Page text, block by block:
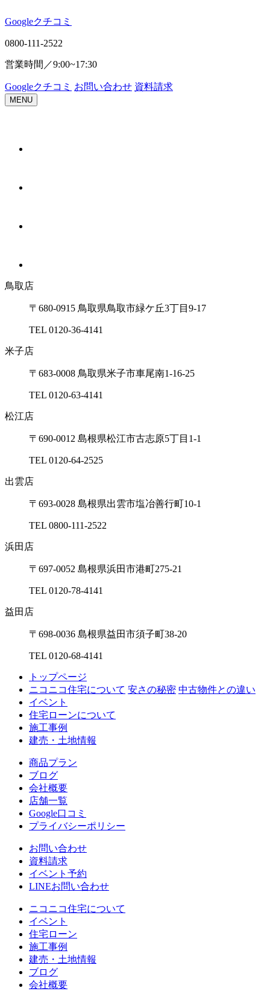
Googleクチコ ミ
0800-111-2522
営業時間／9:00~17:30
Googleクチコ ミ お問い合わせ 資料請求
MENU
鳥取店
〒680-0915 ⿃取県⿃取市緑ケ丘3丁⽬9-17
TEL 0120-36-4141
⽶⼦店
〒683-0008 ⿃取県⽶⼦市⾞尾南1-16-25
TEL 0120-63-4141
松江店
〒690-0012 島根県松江市古志原5丁⽬1-1
TEL 0120-64-2525
出雲店
〒693-0028 島根県出雲市塩冶善⾏町10-1
TEL 0800-111-2522
浜⽥店
〒697-0052 島根県浜⽥市港町275-21
TEL 0120-78-4141
益⽥店
〒698-0036 島根県益⽥市須⼦町38-20
TEL 0120-68-4141
トップページ
ニコニコ住宅について 安さの秘密 中古物件との違い
イベント
住宅ローンについて
施工事例
建売・土地情報
商品プラン
ブログ
会社概要
店舗一覧
Google口コミ
プライバシーポリシー
お問い合わせ
資料請求
イベント予約
LINEお問い合わせ
ニコニコ住宅について
イベント
住宅ローン
施⼯事例
建売・⼟地情報
ブログ
会社概要